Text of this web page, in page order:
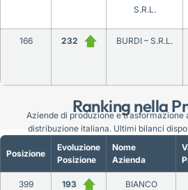
Ranking nella
S.R.L.
166 232 BURDI – S.R.L.
Posizione
Evoluzione
Posizione
Nome
Azienda
399 193
BIANCO
Aziende di produzione e trasformazione
distribuzione italiana. Ultimi bilanci